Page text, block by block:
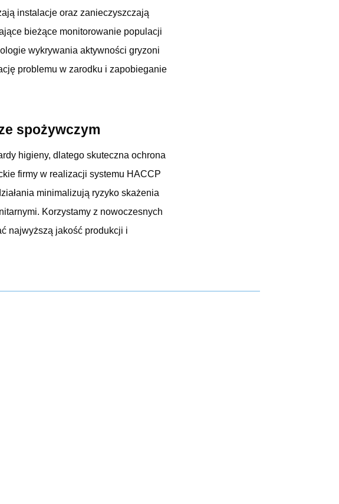
instalacje oraz zanieczyszczają
bieżące monitorowanie populacji
wykrywania aktywności gryzoni
problemu w zarodku i zapobieganie
spożywczym
higieny, dlatego skuteczna ochrona
firmy w realizacji systemu HACCP
minimalizują ryzyko skażenia
Korzystamy z nowoczesnych
najwyższą jakość produkcji i